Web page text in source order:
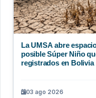
La UMSA abre
posible Súper Niño
registrados en Bolivia
03 ago 2026